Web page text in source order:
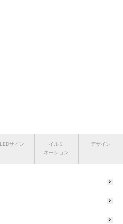
LEDサイン
イルミ
ネーション
デザイン